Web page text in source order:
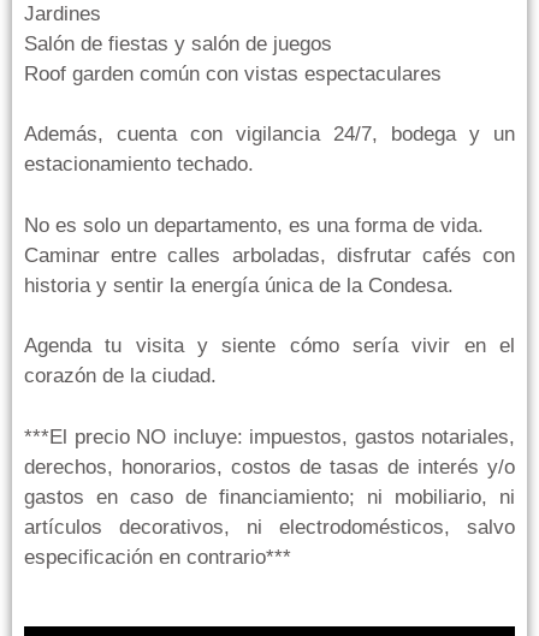
Jardines
Salón de fiestas y salón de juegos
Roof garden común con vistas espectaculares
Además, cuenta con vigilancia 24/7, bodega y un
estacionamiento techado.
No es solo un departamento, es una forma de vida.
Caminar entre calles arboladas, disfrutar cafés con
historia y sentir la energía única de la Condesa.
Agenda tu visita y siente cómo sería vivir en el
corazón de la ciudad.
***El precio NO incluye: impuestos, gastos notariales,
derechos, honorarios, costos de tasas de interés y/o
gastos en caso de financiamiento; ni mobiliario, ni
artículos decorativos, ni electrodomésticos, salvo
especificación en contrario***